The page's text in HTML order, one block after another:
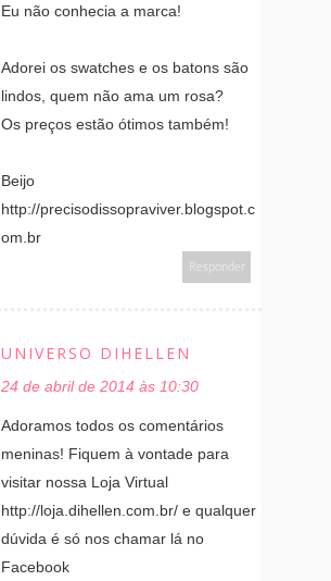
Eu não conhecia a marca!
Adorei os swatches e os batons são
lindos, quem não ama um rosa?
Os preços estão ótimos também!
Beijo
http://precisodissopraviver.blogspot.c
om.br
Responder
UNIVERSO DIHELLEN
24 de abril de 2014 às 10:30
Adoramos todos os comentários
meninas! Fiquem à vontade para
visitar nossa Loja Virtual
http://loja.dihellen.com.br/ e qualquer
dúvida é só nos chamar lá no
Facebook